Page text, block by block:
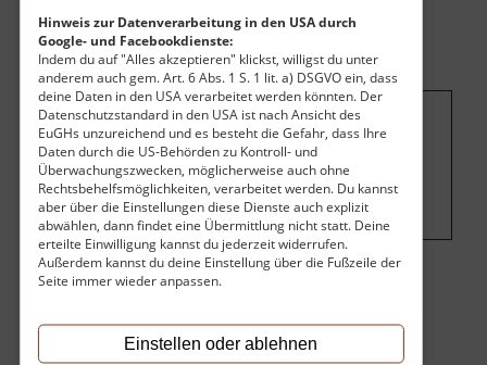
Hinweis zur Datenverarbeitung in den USA durch
Google- und Facebookdienste:
Indem du auf "Alles akzeptieren" klickst, willigst du unter
anderem auch gem. Art. 6 Abs. 1 S. 1 lit. a) DSGVO ein, dass
deine Daten in den USA verarbeitet werden könnten. Der
Datenschutzstandard in den USA ist nach Ansicht des
EuGHs unzureichend und es besteht die Gefahr, dass Ihre
Daten durch die US-Behörden zu Kontroll- und
Überwachungszwecken, möglicherweise auch ohne
Rechtsbehelfsmöglichkeiten, verarbeitet werden. Du kannst
aber über die Einstellungen diese Dienste auch explizit
abwählen, dann findet eine Übermittlung nicht statt. Deine
erteilte Einwilligung kannst du jederzeit widerrufen.
Außerdem kannst du deine Einstellung über die Fußzeile der
Seite immer wieder anpassen.
Einstellen oder ablehnen
Um dieses Projekt zu finanzieren, wird
hier Werbung eingeblendet.Cookie-
Einstellungen ändern.
Der Eintritt ist kostenlos.